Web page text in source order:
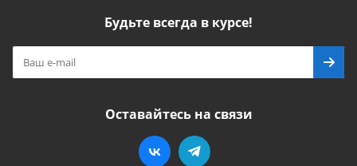
Будьте всегда в курсе!
Оставайтесь на связи